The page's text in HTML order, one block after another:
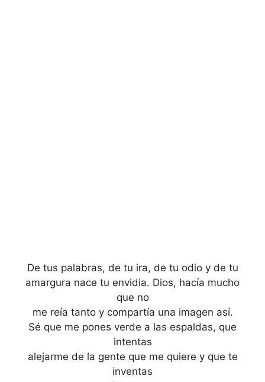
De tus palabras, de tu ira, de tu odio y de tu
amargura nace tu envidia. Dios, hacía mucho
que no
me reía tanto y compartía una imagen así.
Sé que me pones verde a las espaldas, que
intentas
alejarme de la gente que me quiere y que te
inventas